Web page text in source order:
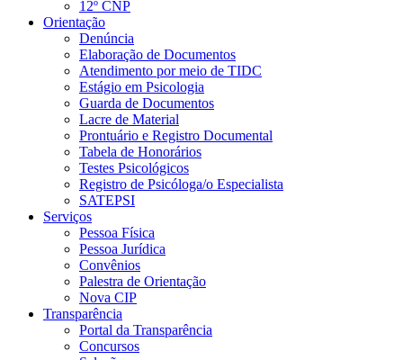
12º CNP
Orientação
Denúncia
Elaboração de Documentos
Atendimento por meio de TIDC
Estágio em Psicologia
Guarda de Documentos
Lacre de Material
Prontuário e Registro Documental
Tabela de Honorários
Testes Psicológicos
Registro de Psicóloga/o Especialista
SATEPSI
Serviços
Pessoa Física
Pessoa Jurídica
Convênios
Palestra de Orientação
Nova CIP
Transparência
Portal da Transparência
Concursos